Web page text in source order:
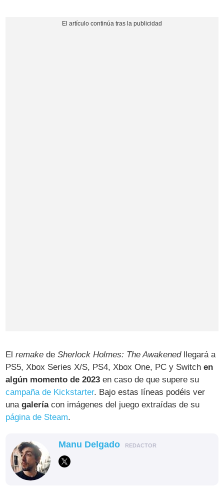
Elremake deSherlock Holmes: The Awakenedllegará a
PS5, Xbox Series X/S, PS4, Xbox One, PC y Switchen
algún momento de 2023 en caso de que supere su
campaña de Kickstarter. Bajo estas líneas podéis ver
unagaleríacon imágenes del juego extraídas de su
página de Steam.
Manu Delgado REDACTOR